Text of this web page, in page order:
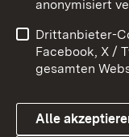
Datenschutz
anonymisiert
Drittanbieter-
Facebook, X /
gesamten
Alle